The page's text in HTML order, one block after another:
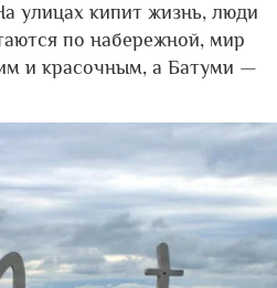
улицах кипит жизнь, люди
по набережной, мир
и красочным, а Батуми —